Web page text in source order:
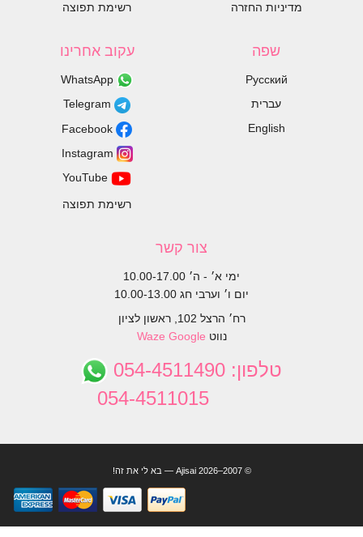
מדיניות החזרה
רשימת תפוצה
שפה
Русский
עברית
English
עקוב אחרינו
רשימת תפוצה
צור קשר
ימי א׳ - ה׳ 10.00-17.00
יום ו׳ וערבי חג 10.00-13.00
רח׳ הרצל 102, ראשון לציון
נווט
Waze Google
טלפון: 054-4511490
054-4511015
© 2007–2026 Ajisai — בא לי את זה!